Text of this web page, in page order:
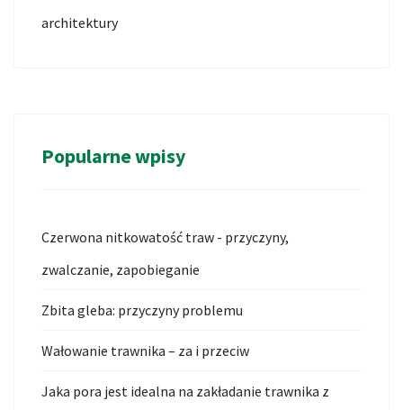
architektury
Popularne wpisy
Czerwona nitkowatość traw - przyczyny,
zwalczanie, zapobieganie
Zbita gleba: przyczyny problemu
Wałowanie trawnika – za i przeciw
Jaka pora jest idealna na zakładanie trawnika z